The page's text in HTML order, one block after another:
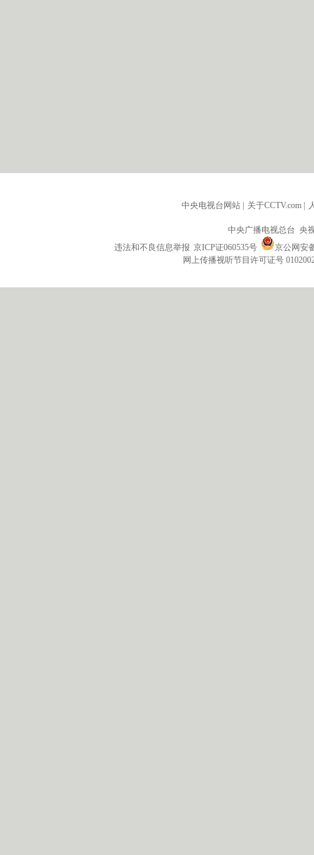
中央电视台网站 关于CCTV.com
中央广播电视总台 央
违法和不良信息举报 京ICP证060535号
京公网安
网上传播视听节目许可证号